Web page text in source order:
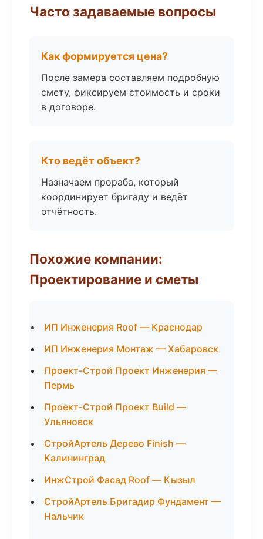
Часто задаваемые вопросы
Как формируется цена?
После замера составляем подробную
смету, фиксируем стоимость и сроки
в договоре.
Кто ведёт объект?
Назначаем прораба, который
координирует бригаду и ведёт
отчётность.
Похожие компании:
Проектирование и сметы
ИП Инженерия Roof — Краснодар
ИП Инженерия Монтаж — Хабаровск
Проект-Строй Проект Инженерия —
Пермь
Проект-Строй Проект Build —
Ульяновск
СтройАртель Дерево Finish —
Калининград
ИнжСтрой Фасад Roof — Кызыл
СтройАртель Бригадир Фундамент —
Нальчик